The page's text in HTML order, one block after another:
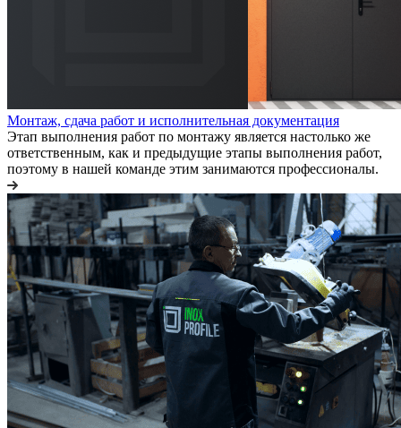
Монтаж, сдача работ и исполнительная документация
Этап выполнения работ по монтажу является настолько же
ответственным, как и предыдущие этапы выполнения работ,
поэтому в нашей команде этим занимаются профессионалы.